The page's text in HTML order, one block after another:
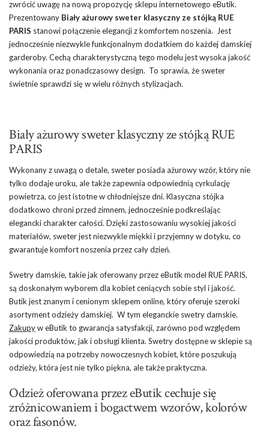
zwrócić uwagę na nową propozycję sklepu internetowego eButik.
Prezentowany Biały ażurowy sweter klasyczny ze stójką RUE
PARIS stanowi połączenie elegancji z komfortem noszenia. Jest
jednocześnie niezwykle funkcjonalnym dodatkiem do każdej damskiej
garderoby. Cechą charakterystyczną tego modelu jest wysoka jakość
wykonania oraz ponadczasowy design. To sprawia, że sweter
świetnie sprawdzi się w wielu różnych stylizacjach.
Biały ażurowy sweter klasyczny ze stójką RUE
PARIS
Wykonany z uwagą o detale, sweter posiada ażurowy wzór, który nie
tylko dodaje uroku, ale także zapewnia odpowiednią cyrkulację
powietrza, co jest istotne w chłodniejsze dni. Klasyczna stójka
dodatkowo chroni przed zimnem, jednocześnie podkreślając
elegancki charakter całości. Dzięki zastosowaniu wysokiej jakości
materiałów, sweter jest niezwykle miękki i przyjemny w dotyku, co
gwarantuje komfort noszenia przez cały dzień.
Swetry damskie, takie jak oferowany przez eButik model RUE PARIS,
są doskonałym wyborem dla kobiet ceniących sobie styl i jakość.
Butik jest znanym i cenionym sklepem online, który oferuje szeroki
asortyment odzieży damskiej. W tym eleganckie swetry damskie.
Zakupyw eButik to gwarancja satysfakcji, zarówno pod względem
jakości produktów, jak i obsługi klienta. Swetry dostępne w sklepie są
odpowiedzią na potrzeby nowoczesnych kobiet, które poszukują
odzieży, która jest nie tylko piękna, ale także praktyczna.
Odzież oferowana przez eButik cechuje się
zróżnicowaniem i bogactwem wzorów, kolorów
oraz fasonów.